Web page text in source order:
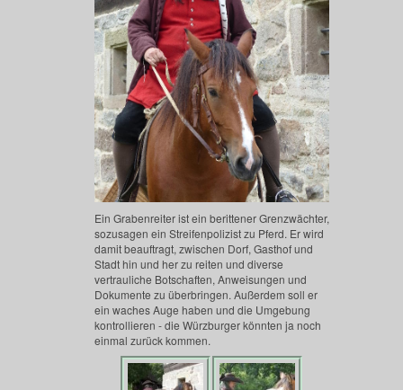
Ein Grabenreiter ist ein berittener Grenzwächter,
sozusagen ein Streifenpolizist zu Pferd. Er wird
damit beauftragt, zwischen Dorf, Gasthof und
Stadt hin und her zu reiten und diverse
vertrauliche Botschaften, Anweisungen und
Dokumente zu überbringen. Außerdem soll er
ein waches Auge haben und die Umgebung
kontrollieren - die Würzburger könnten ja noch
einmal zurück kommen.